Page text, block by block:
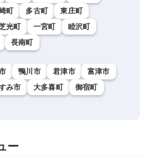
町 多古町
東庄町
光町 一宮町
睦沢町
長南町
鴨川市 君津市
富津市
み市 大多喜町
御宿町
ー